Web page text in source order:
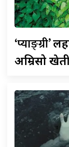
‘प्याङ्ग्री’
अम्रिसो